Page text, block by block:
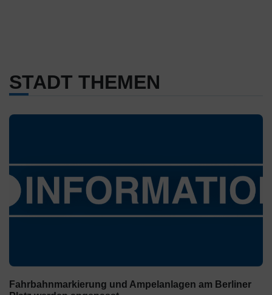
STADT THEMEN
Fahrbahnmarkierung und Ampelanlagen am Berliner